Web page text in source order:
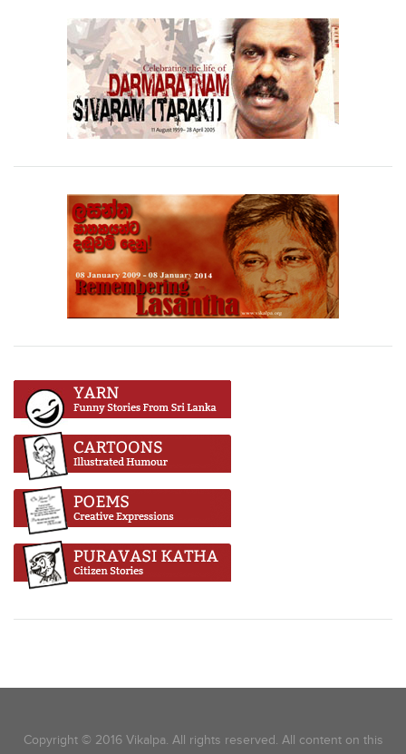
Copyright © 2016 Vikalpa. All rights reserved. All content on this